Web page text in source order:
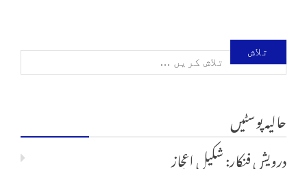
تلاش
برائے:
حالیہ پوسٹیں
درویش فنکار: شکیل اعجاز